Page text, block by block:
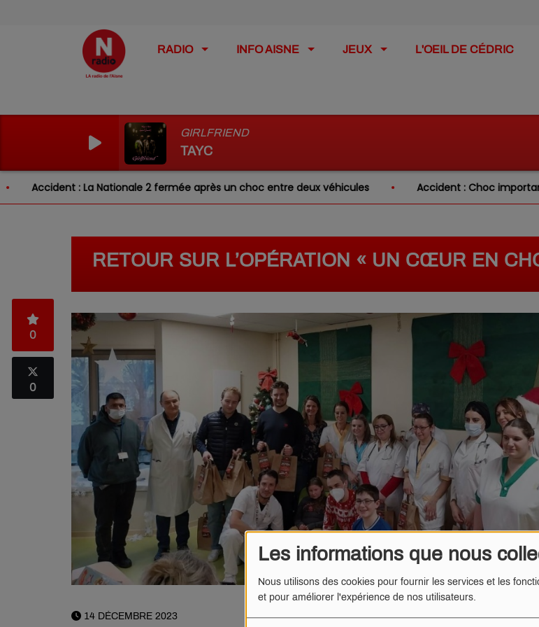
Les informations que nous
Nous utilisons des cookies pour fournir les services et les
et pour améliorer l'expérience de nos utilisateurs.
RADIO INFO AISNE JEUX L'OEIL DE CÉDRIC
GIRLFRIEND
TAYC
: La Nationale 2 fermée après un choc entre deux véhicules Accident : Choc important entre
RETOUR SUR L’OPÉRATION « UN CŒUR EN
0
0
14 DÉCEMBRE 2023